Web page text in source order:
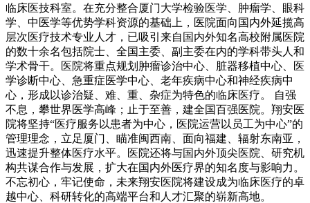
临床医技科室。在充分整合厦门大学检验医学、肿瘤学、眼科
学、中医学等优势学科资源的基础上，医院面向国内外延揽高
层次医疗技术专业人才，已吸引来自国内外知名高校附属医院
的数十余名包括院士、全国主委、副主委在内的学科带头人和
学术骨干。医院将重点规划肿瘤诊治中心、脏器移植中心、医
学诊断中心、急重症医学中心、老年疾病中心和神经疾病中
心，形成以诊治疑、难、重、杂症为特色的临床医疗。 自强
不息，攀世界医学高峰；止于至善，建全国百强医院。翔安医
院将坚持“医疗服务以患者为中心，医院运营以员工为中心”的
管理理念，立足厦门、瞄准闽西南、面向福建、辐射东南亚，
迅速提升整体医疗水平。医院还将与国内外顶尖医院、研究机
构共谋合作与发展，扩大在国内外医疗界的知名度与影响力。
不忘初心，牢记使命，未来翔安医院将建设成为临床医疗的卓
越中心、科研转化的高端平台和人才汇聚的崭新高地。